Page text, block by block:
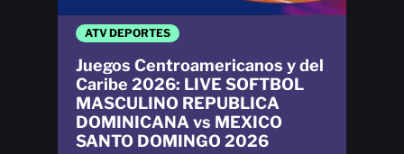
ATV DEPORTES
Juegos Centroamericanos y del
Caribe 2026: LIVE SOFTBOL
MASCULINO REPUBLICA
DOMINICANA vs MEXICO
SANTO DOMINGO 2026